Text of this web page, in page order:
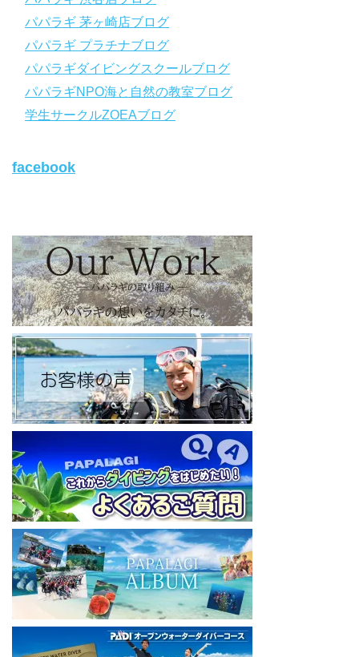
◆ライセンス取得の前に知っておきたい情報満載の動画はコチラ
https://youtu.be/UBiZ64WlU7c?si=I5rkY-mkfTCxZVn7
◆ライセンス取得コースについて知りたい方はコチラ
ode
【パパラギダイビングスクール ホームページ】
https://www.papalagi.co.jp
旬な海の情報はコチラから！
日々の活動状況や報告はXで公開中！
https://x.com/papalagidivers?s=20
【パパラギダイビングスクール Blog
】
お得なイベント告知やツアー情報を知りたい方へ
https://papalagi-blog.com/
◆YouTubeチャンネル登録はコチラから
https://www.youtube.com/channel/UCYG3vspMIHdLQaKA7XNIjD
◆各地の水中世界を紹介するチャンネル、その名も「水中世界」
（サブチャンネル）
https://www.youtube.com/@user-mw1pw2jb4j
【初心者ダイビングライセンスコースはコチラ】
https://www.papalagi.co.jp/databox/data.php/campaign_owd_ja/c
ode
====================================
パパラギダイビングスクール
藤沢本店
神奈川県藤沢市 南藤沢10-4
本社企画部
0466-26-6101
====================================
#ダイビングライセンス #ダイビング #スキューバダイビング
パパラギ 茅ヶ崎店ブログ
パパラギ プラチナブログ
パパラギダイビングスクールブログ
パパラギNPO海と自然の教室ブログ
学生サークルZOEAブログ
facebook